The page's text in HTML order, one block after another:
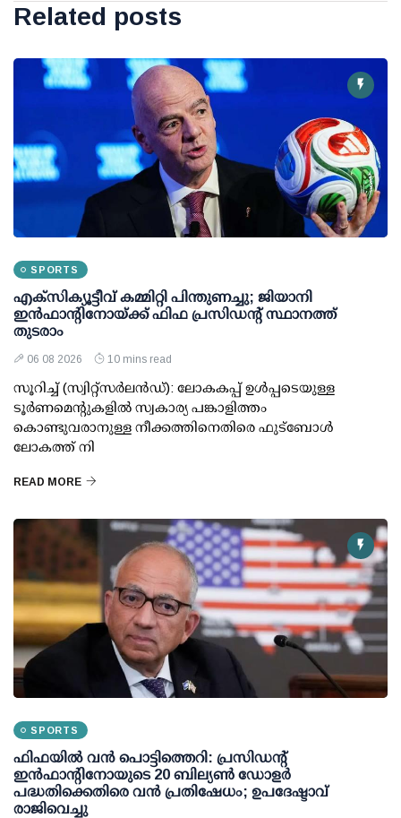
Related posts
SPORTS
എക്സിക്യൂട്ടീവ് കമ്മിറ്റി പിന്തുണച്ചു; ജിയാനി
ഇന്‍ഫാന്റിനോയ്ക്ക് ഫിഫ പ്രസിഡന്റ് സ്ഥാനത്ത്
തുടരാം
06 08 2026 10 mins read
സൂറിച്ച് (സ്വിറ്റ്‌സര്‍ലന്‍ഡ്): ലോകകപ്പ് ഉള്‍പ്പടെയുള്ള
ടൂര്‍ണമെന്റുകളില്‍ സ്വകാര്യ പങ്കാളിത്തം
കൊണ്ടുവരാനുള്ള നീക്കത്തിനെതിരെ ഫുട്ബോള്‍
ലോകത്ത് നി
READ MORE
SPORTS
ഫിഫയില്‍ വന്‍ പൊട്ടിത്തെറി: പ്രസിഡന്റ്
ഇന്‍ഫാന്റിനോയുടെ 20 ബില്യണ്‍ ഡോളര്‍
പദ്ധതിക്കെതിരെ വന്‍ പ്രതിഷേധം; ഉപദേഷ്ടാവ്
രാജിവെച്ചു